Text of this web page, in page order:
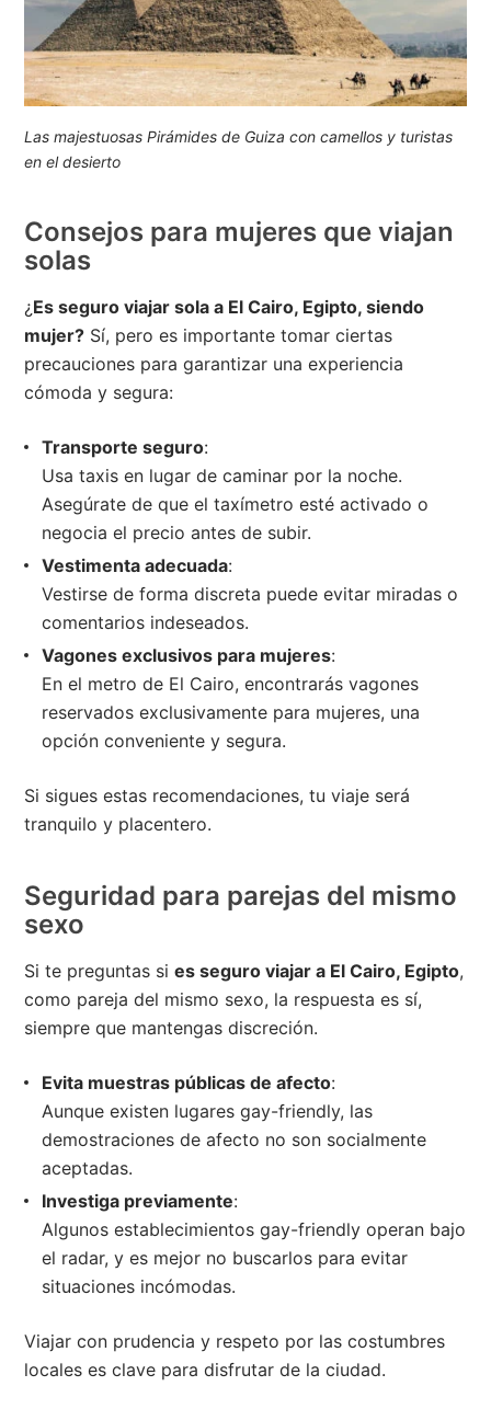
Las majestuosas Pirámides de Guiza con camellos y turistas
en el desierto
Consejos para mujeres que viajan
solas
¿Es seguro viajar sola a El Cairo, Egipto, siendo
mujer? Sí, pero es importante tomar ciertas
precauciones para garantizar una experiencia
cómoda y segura:
Transporte seguro:
Usa taxis en lugar de caminar por la noche.
Asegúrate de que el taxímetro esté activado o
negocia el precio antes de subir.
Vestimenta adecuada:
Vestirse de forma discreta puede evitar miradas o
comentarios indeseados.
Vagones exclusivos para mujeres:
En el metro de El Cairo, encontrarás vagones
reservados exclusivamente para mujeres, una
opción conveniente y segura.
Si sigues estas recomendaciones, tu viaje será
tranquilo y placentero.
Seguridad para parejas del mismo
sexo
Si te preguntas sies seguro viajar a El Cairo, Egipto,
como pareja del mismo sexo, la respuesta es sí,
siempre que mantengas discreción.
Evita muestras públicas de afecto:
Aunque existen lugares gay-friendly, las
demostraciones de afecto no son socialmente
aceptadas.
Investiga previamente:
Algunos establecimientos gay-friendly operan bajo
el radar, y es mejor no buscarlos para evitar
situaciones incómodas.
Viajar con prudencia y respeto por las costumbres
locales es clave para disfrutar de la ciudad.